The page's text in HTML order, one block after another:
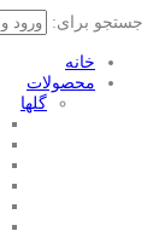
جستجو برای:
خانه
محصولات
گلها